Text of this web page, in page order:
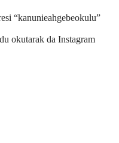
“kanunieahgebeokulu”
okutarak da Instagram